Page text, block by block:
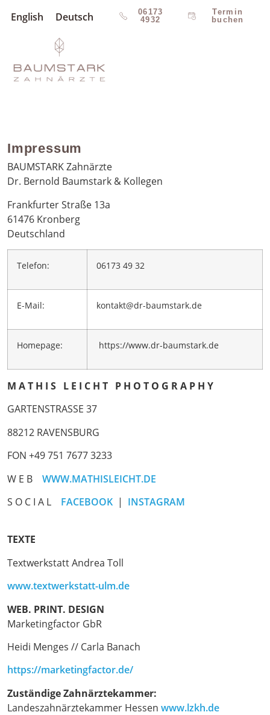
English Deutsch
06173
4932
Termin
buchen
Impressum
BAUMSTARK Zahnärzte
Dr. Bernold Baumstark & Kollegen
Frankfurter Straße 13a
61476 Kronberg
Deutschland
Telefon: 06173 49 32
E-Mail: kontakt@dr-baumstark.de
Homepage: https://www.dr-baumstark.de
M A T H I S L E I C H T P H O T O G R A P H Y
GARTENSTRASSE 37
88212 RAVENSBURG
FON +49 751 7677 3233
W E B WWW.MATHISLEICHT.DE
S O C I A L FACEBOOK | INSTAGRAM
TEXTE
Textwerkstatt Andrea Toll
www.textwerkstatt-ulm.de
WEB. PRINT. DESIGN
Marketingfactor GbR
Heidi Menges // Carla Banach
https://marketingfactor.de/
Zuständige Zahnärztekammer:
Landeszahnärztekammer Hessen www.lzkh.de